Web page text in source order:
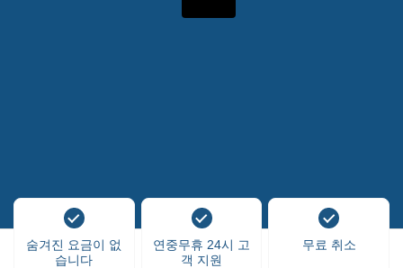
숨겨진 요금이 없
습니다
연중무휴 24시 고
객 지원
무료 취소